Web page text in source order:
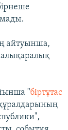
айтуынша,
"біртұтас